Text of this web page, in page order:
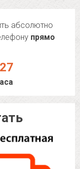
абсолютно
прямо